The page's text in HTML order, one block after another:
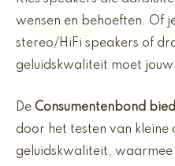
wensen en behoeften. Of
stereo/HiFi speakers of
geluidskwaliteit moet
De Consumentenbond
door het testen van
geluidskwaliteit, waarmee